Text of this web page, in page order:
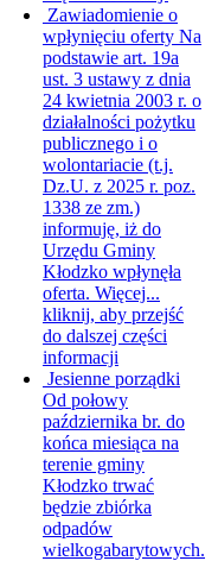
Zawiadomienie o
wpłynięciu oferty Na
podstawie art. 19a
ust. 3 ustawy z dnia
24 kwietnia 2003 r. o
działalności pożytku
publicznego i o
wolontariacie (t.j.
Dz.U. z 2025 r. poz.
1338 ze zm.)
informuję, iż do
Urzędu Gminy
Kłodzko wpłynęła
oferta. Więcej...
kliknij, aby przejść
do dalszej części
informacji
Jesienne porządki
Od połowy
października br. do
końca miesiąca na
terenie gminy
Kłodzko trwać
będzie zbiórka
odpadów
wielkogabarytowych.